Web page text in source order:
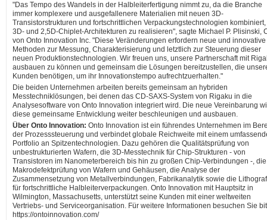
"Das Tempo des Wandels in der Halbleiterfertigung nimmt zu, da die Branche
immer komplexere und ausgefallenere Materialien mit neuen 3D-
Transistorstrukturen und fortschrittlichen Verpackungstechnologien kombiniert,
3D- und 2,5D-Chiplet-Architekturen zu realisieren", sagte Michael P. Plisinski,
von Onto Innovation Inc. "Diese Veränderungen erfordern neue und innovative
Methoden zur Messung, Charakterisierung und letztlich zur Steuerung dieser
neuen Produktionstechnologien. Wir freuen uns, unsere Partnerschaft mit
ausbauen zu können und gemeinsam die Lösungen bereitzustellen, die
Kunden benötigen, um ihr Innovationstempo aufrechtzuerhalten."
Die beiden Unternehmen arbeiten bereits gemeinsam an hybriden
Messtechniklösungen, bei denen das CD-SAXS-System von Rigaku in die
Analysesoftware von Onto Innovation integriert wird. Die neue Vereinbarung
diese gemeinsame Entwicklung weiter beschleunigen und ausbauen.
Über Onto Innovation: Onto Innovation ist ein führendes Unternehmen im
der Prozesssteuerung und verbindet globale Reichweite mit einem
Portfolio an Spitzentechnologien. Dazu gehören die Qualitätsprüfung von
unbestrukturierten Wafern, die 3D-Messtechnik für Chip-Strukturen - von
Transistoren im Nanometerbereich bis hin zu großen Chip-Verbindungen -, die
Makrodefektprüfung von Wafern und Gehäusen, die Analyse der
Zusammensetzung von Metallverbindungen, Fabrikanalytik sowie die
für fortschrittliche Halbleiterverpackungen. Onto Innovation mit Hauptsitz in
Wilmington, Massachusetts, unterstützt seine Kunden mit einer weltweiten
Vertriebs- und Serviceorganisation. Für weitere Informationen besuchen Sie
https://ontoinnovation.com/